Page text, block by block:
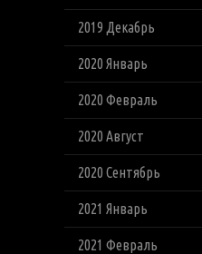
2019 Декабрь
2020 Январь
2020 Февраль
2020 Август
2020 Сентябрь
2021 Январь
2021 Февраль